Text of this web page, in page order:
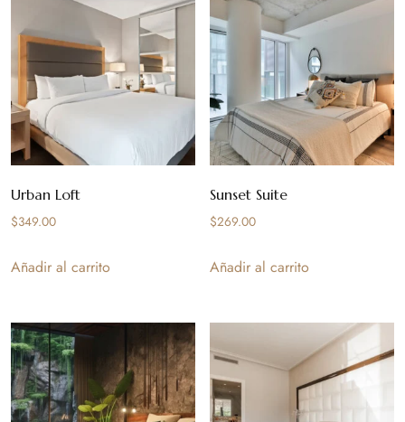
Urban Loft
$349.00
Añadir al carrito
Sunset Suite
$269.00
Añadir al carrito